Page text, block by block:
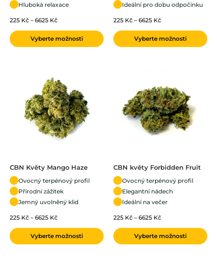
Hluboká relaxace
225 Kč – 6625 Kč
Vyberte možnosti
Ideální pro dobu odpočinku
225 Kč – 6625 Kč
Vyberte možnosti
CBN Květy Mango Haze
Ovocný terpénový profil
Přírodní zážitek
Jemný uvolněný klid
225 Kč – 6625 Kč
Vyberte možnosti
CBN květy Forbidden Fruit
Ovocný terpénový profil
Elegantní nádech
Ideální na večer
225 Kč – 6625 Kč
Vyberte možnosti